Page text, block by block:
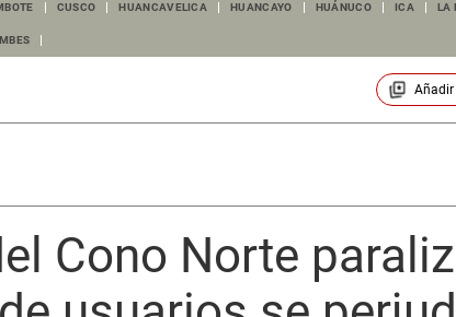
CUSCO HUANCAVELICA HUANCAYO HUÁNUCO ICA LA
Añadir
Cono Norte